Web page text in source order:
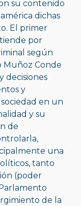
su contenido
dichas
El primer
por
según
Muñoz Conde
decisiones
y
en un
y su
de
una
tanto
(poder
de la